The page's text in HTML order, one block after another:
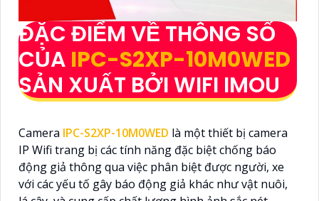
ĐẶC ĐIỂM VỀ THÔNG SỐ
CỦA IPC-S2XP-10M0WED
SẢN XUẤT BỞI WIFI IMOU
Camera IPC-S2XP-10M0WED là một thiết bị camera
IP Wifi trang bị các tính năng đặc biệt chống báo
động giả thông qua việc phân biệt được người, xe
với các yếu tố gây báo động giả khác như vật nuôi,